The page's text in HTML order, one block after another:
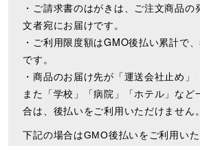
・ご請求書のはがきは、ご注文商品の
文者宛にお届けです。
・ご利用限度額はGMO後払い累計で
です。
・商品のお届け先が「運送会社止め」
また「学校」「病院」「ホテル」など
合は、後払いをご利用いただけません。
下記の場合はGMO後払いをご利用いた